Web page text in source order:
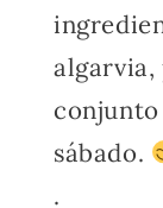
algarvia,
sábado.
.